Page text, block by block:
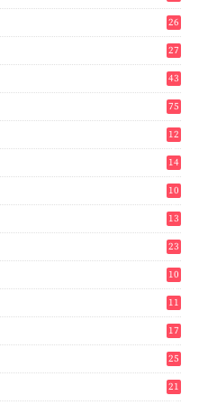
26
27
43
75
12
8
14
10
3
13
7
23
2
10
0
11
3
17
25
0
21